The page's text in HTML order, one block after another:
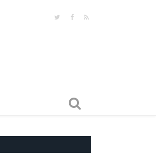
TwitterFacebook
RSS